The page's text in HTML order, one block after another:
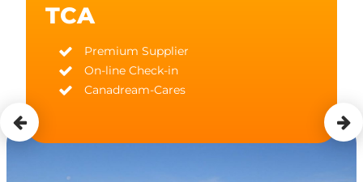
TCA
Premium Supplier
On-line Check-in
Canadream-Cares